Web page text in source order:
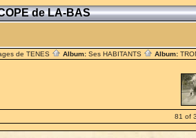
de LA-BAS
de TENES Album: Ses HABITANTS Album:
81 of